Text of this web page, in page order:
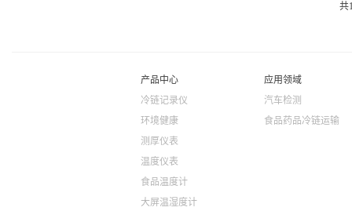
共
产品中心
冷链记录仪
环境健康
测厚仪表
温度仪表
食品温度计
大屏温湿度计
应用领域
汽车检测
食品药品冷链运输